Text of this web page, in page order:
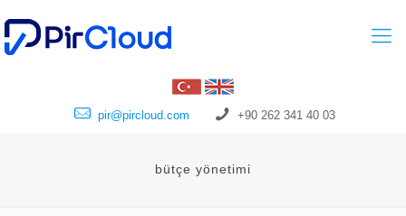
pir@pircloud.com +90 262 341 40 03
bütçe yönetimi